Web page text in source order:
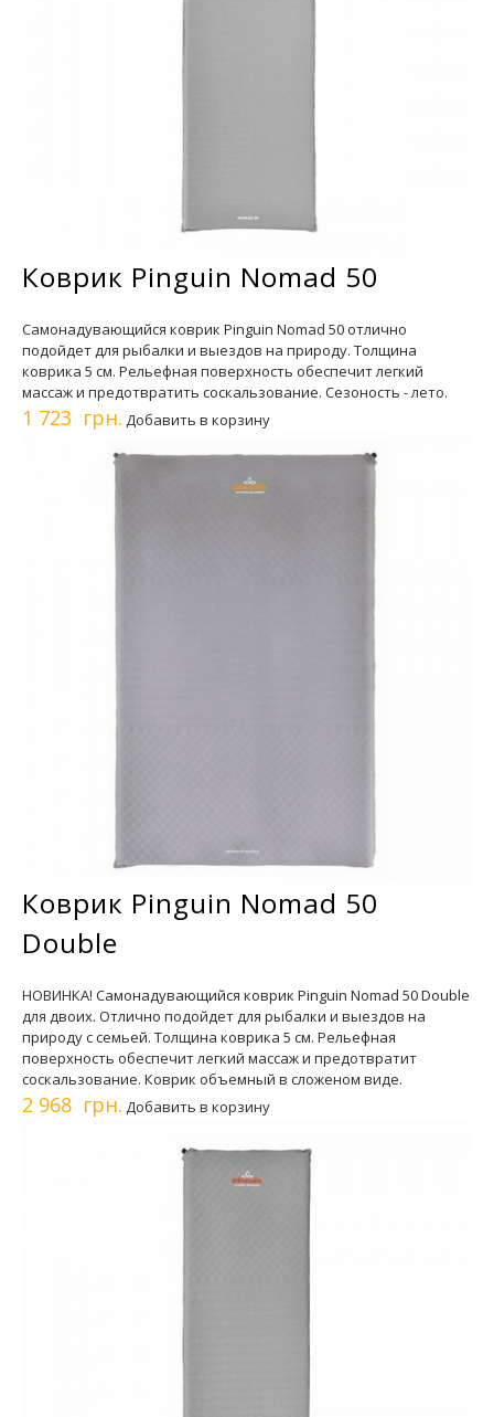
Коврик Pinguin Nomad 50
Самонадувающийся коврик Pinguin Nomad 50 отлично
подойдет для рыбалки и выездов на природу. Толщина
коврика 5 см. Рельефная поверхность обеспечит легкий
массаж и предотвратить соскальзование. Сезоность - лето.
1 723 грн. Добавить в корзину
Коврик Pinguin Nomad 50
Double
НОВИНКА! Самонадувающийся коврик Pinguin Nomad 50 Double
для двоих. Отлично подойдет для рыбалки и выездов на
природу с семьей. Толщина коврика 5 см. Рельефная
поверхность обеспечит легкий массаж и предотвратит
соскальзование. Коврик объемный в сложеном виде.
2 968 грн. Добавить в корзину